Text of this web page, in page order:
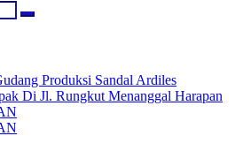
Produksi Sandal Ardiles
Di Jl. Rungkut Menanggal Harapan